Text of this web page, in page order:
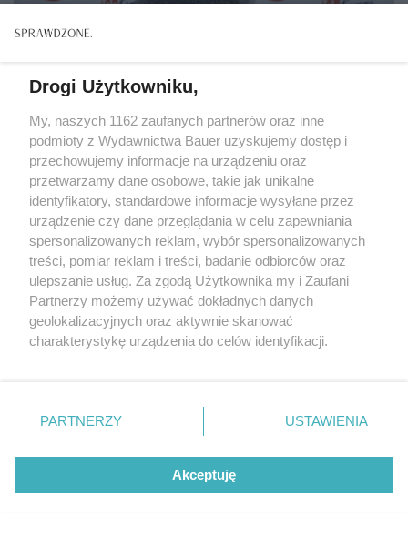
Drogi Użytkowniku,
My, naszych 1162 zaufanych partnerów oraz inne
podmioty z Wydawnictwa Bauer uzyskujemy dostęp i
przechowujemy informacje na urządzeniu oraz
przetwarzamy dane osobowe, takie jak unikalne
identyfikatory, standardowe informacje wysyłane przez
urządzenie czy dane przeglądania w celu zapewniania
spersonalizowanych reklam, wybór spersonalizowanych
treści, pomiar reklam i treści, badanie odbiorców oraz
ulepszanie usług. Za zgodą Użytkownika my i Zaufani
Partnerzy możemy używać dokładnych danych
geolokalizacyjnych oraz aktywnie skanować
charakterystykę urządzenia do celów identyfikacji.
zmienić/wycofać klikając przycisk ustawień prywatności
znajdujący się w lewym dolnym rogu strony
rodzaje przetwarzania danych nie wymagają zgody
użytkownika, ale masz prawo sprzeciwić się takiemu
PARTNERZY USTAWIENIA
Akceptuję